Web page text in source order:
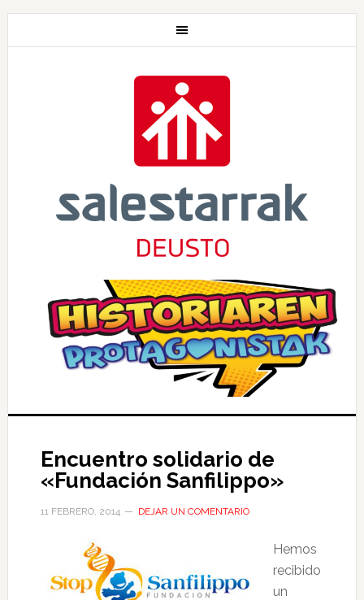
Encuentro solidario de
«Fundación Sanfilippo»
11 FEBRERO, 2014 DEJAR UN COMENTARIO
Hemos
recibido
un